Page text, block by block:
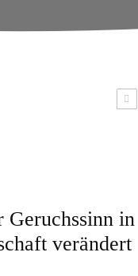
Geruchssinn in
verändert